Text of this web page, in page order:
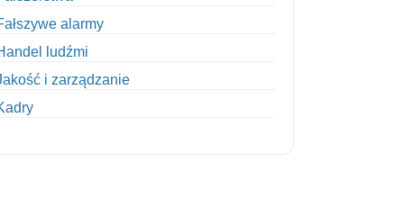
alarmy
ludźmi
i zarządzanie